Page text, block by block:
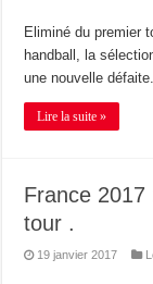
Eliminé du premier
handball, la
une nouvelle défaite.
Lire la suite »
France 2017
tour .
19 janvier 2017